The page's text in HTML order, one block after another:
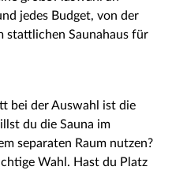
jedes Budget, von der
stattlichen Saunahaus für
bei der Auswahl ist die
du die Sauna im
separaten Raum nutzen?
Wahl. Hast du Platz